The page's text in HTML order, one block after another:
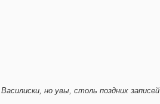
но увы, столь поздних